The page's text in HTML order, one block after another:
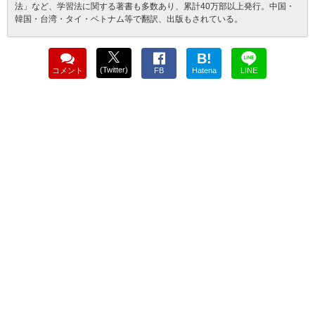
法」など、学習法に関する著書も多数あり、累計40万部以上発行。中国・
韓国・台湾・タイ・ベトナム等で翻訳、出版もされている。
コメント (Twitter) FB
B!
Hatena LINE